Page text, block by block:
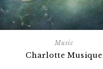
Music
Charlotte Musique